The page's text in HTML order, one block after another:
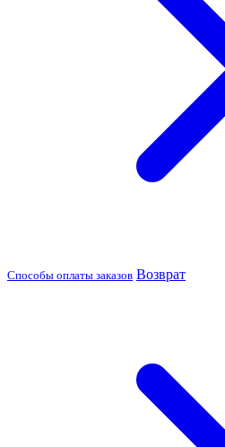
Способы оплаты заказов Возврат